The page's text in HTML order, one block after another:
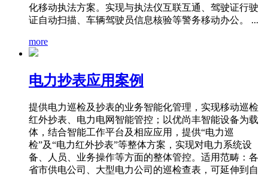
化移动执法方案。实现与执法仪互联互通、驾驶证行驶
证自动扫描、车辆驾驶员信息核验等警务移动办公。 ...
more
电力抄表应用案例
提供电力巡检及抄表的业务智能化管理，实现移动巡检
红外抄表、电力电网智能管控；以优尚丰智能设备为载
体，结合智能工作平台及相应应用，提供“电力巡
检”及“电力红外抄表”等整体方案，实现对电力系统设
备、人员、业务操作等方面的整体管控。适用范畴：各
省市供电公司、大型电力公司的巡检查表，可延伸到自